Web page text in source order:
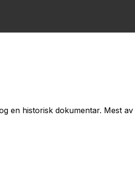
en historisk dokumentar. Mest